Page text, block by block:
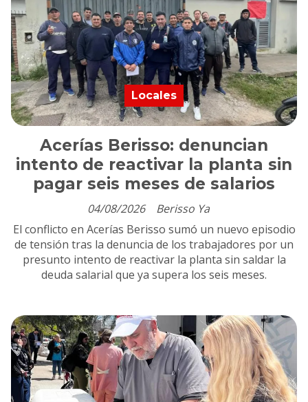
Acerías Berisso: denuncian
intento de reactivar la planta sin
pagar seis meses de salarios
Berisso Ya
Locales
04/08/2026
El conflicto en Acerías Berisso sumó un nuevo episodio
de tensión tras la denuncia de los trabajadores por un
presunto intento de reactivar la planta sin saldar la
deuda salarial que ya supera los seis meses.